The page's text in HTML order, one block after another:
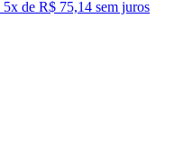
5x de R$ 75,14 sem juros